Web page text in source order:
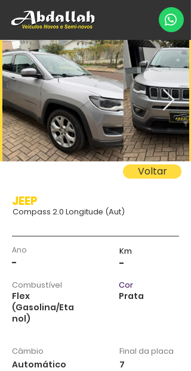
Voltar
JEEP
Compass 2.0 Longitude (Aut)
Ano
-
Combustível
Flex
(Gasolina/Eta
nol)
Câmbio
Automático
Km
-
Cor
Prata
Final da placa
7